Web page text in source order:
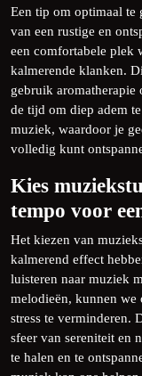
Een tip om optimaal te
van een rustige en
een comfortabele plek
kalmerende klanken.
gebruik aromatherapie
de tijd om diep adem
muziek, waardoor je
volledig kunt
Kies
tempo voor
Het kiezen van
kalmerend effect
luisteren naar muziek
melodieën, kunnen we
stress te verminderen.
sfeer van sereniteit en
te halen en te